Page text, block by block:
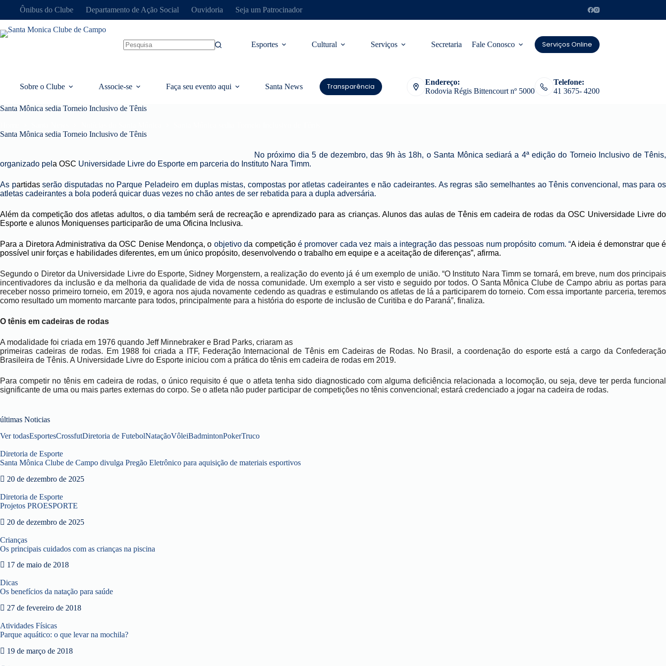
o
conteúdo
Ônibus do Clube Departamento de Ação Social Ouvidoria Seja um Patrocinador
Esportes Cultural Serviços Secretaria Fale Conosco Serviços Online
Sobre o Clube Associe-se Faça seu evento aqui Santa News Transparência
Endereço:
Rodovia Régis Bittencourt nº 5000
Telefone:
41 3675- 4200
Santa Mônica sedia Torneio Inclusivo de Tênis
Santa Mônica sedia Torneio Inclusivo de Tênis
No próximo dia 5 de dezembro, das 9h às 18h, o Santa Mônica sediará a 4ª edição do Torneio Inclusivo de Tênis,
organizado pel a OSC Universidade Livre do Esporte em parceria do Instituto Nara Timm.
As partidasserão disputadas no Parque Peladeiro em duplas mistas, compostas por atletas cadeirantes e não cadeirantes. As regras são semelhantes ao Tênis convencional, mas para os
atletas cadeirantes a bola poderá quicar duas vezes no chão antes de ser rebatida para a dupla adversária.
Além da competição dos atletas adultos, o dia também será de recreação e aprendizado para as crianças. Alunos das aulas de Tênis em cadeira de rodas da OSC Universidade Livre do
Esporte e alunos Moniquenses participarão de uma Oficina Inclusiva.
Para a Diretora Administrativa daOSC Denise Mendonça, o objetivo da competiçãoé promover cada vez mais a integração das pessoas num propósito comum. “A ideia é demonstrar que é
possível unir forças e habilidades diferentes, em um único propósito, desenvolvendo o trabalho em equipe e a aceitação de diferenças”, afirma.
Segundo o Diretor da Universidade Livre do Esporte, Sidney Morgenstern, a realização do evento já é um exemplo de união. “O Instituto Nara Timm se tornará, em breve, num dos principais
incentivadores da inclusão e da melhoria da qualidade de vida de nossa comunidade. Um exemplo a ser visto e seguido por todos. O Santa Mônica Clube de Campo abriu as portas para
receber nosso primeiro torneio, em 2019, e agora nos ajuda novamente cedendo as quadras e estimulando os atletas de lá a participarem do torneio. Com essa importante parceria, teremos
como resultado um momento marcante para todos, principalmente para a história do esporte de inclusão de Curitiba e do Paraná”, finaliza.
O tênis em cadeiras de rodas
A modalidade foi criada em 1976 quando Jeff Minnebraker e Brad Parks, criaram as
primeiras cadeiras de rodas. Em 1988 foi criada a ITF, Federação Internacional de Tênis em Cadeiras de Rodas. No Brasil, a coordenação do esporte está a cargo da Confederação
Brasileira de Tênis. A Universidade Livre do Esporte iniciou com a prática do tênis em cadeira de rodas em 2019.
Para competir no tênis em cadeira de rodas, o único requisito é que o atleta tenha sido diagnosticado com alguma deficiência relacionada a locomoção, ou seja, deve ter perda funcional
significante de uma ou mais partes externas do corpo. Se o atleta não puder participar de competições no tênis convencional; estará credenciado a jogar na cadeira de rodas.
últimas Noticias
Ver todasEsportesCrossfutDiretoria de FutebolNataçãoVôleiBadmintonPokerTruco
Diretoria de Esporte
Santa Mônica Clube de Campo divulga Pregão Eletrônico para aquisição de materiais esportivos
20 de dezembro de 2025
Diretoria de Esporte
Projetos PROESPORTE
20 de dezembro de 2025
Crianças
Os principais cuidados com as crianças na piscina
17 de maio de 2018
Dicas
Os benefícios da natação para saúde
27 de fevereiro de 2018
Atividades Físicas
Parque aquático: o que levar na mochila?
19 de março de 2018